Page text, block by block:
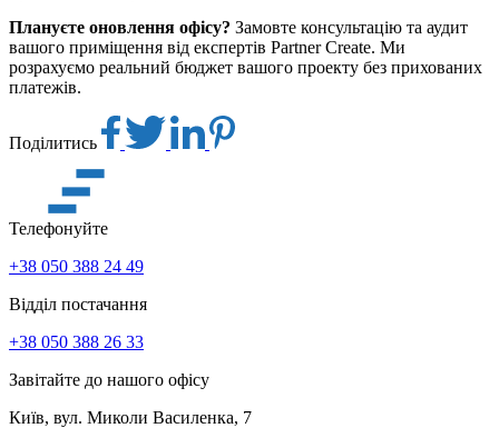
Плануєте оновлення офісу? Замовте консультацію та аудит
вашого приміщення від експертів Partner Create. Ми
розрахуємо реальний бюджет вашого проекту без прихованих
платежів.
Поділитись
Телефонуйте
+38 050 388 24 49
Відділ постачання
+38 050 388 26 33
Завітайте до нашого офісу
Київ, вул. Миколи Василенка, 7